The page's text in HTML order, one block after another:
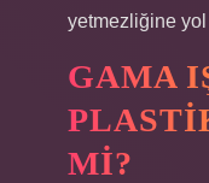
yetmezliğine
GAMA
MI?